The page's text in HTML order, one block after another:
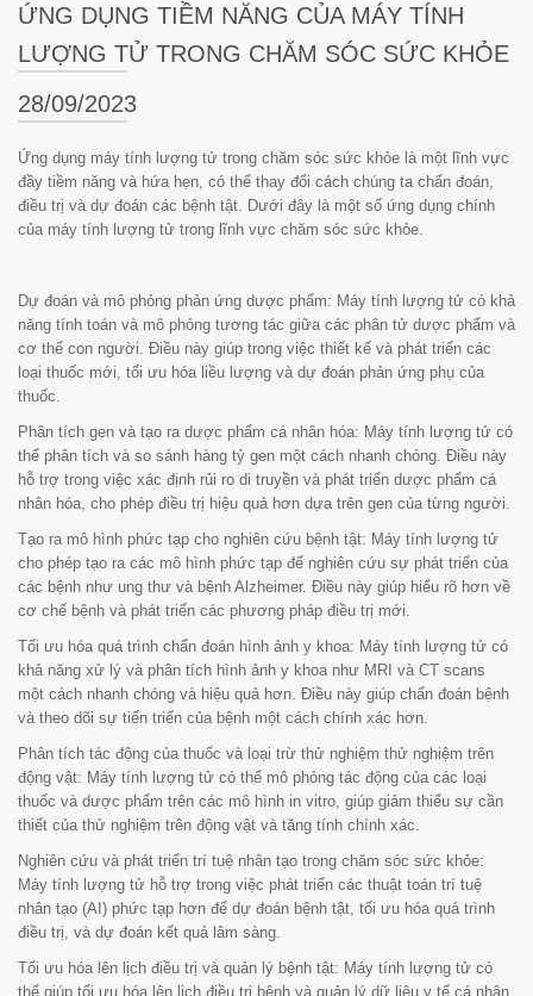
ỨNG DỤNG TIỀM NĂNG CỦA MÁY TÍNH
LƯỢNG TỬ TRONG CHĂM SÓC SỨC KHỎE
28/09/2023
Ứng dụng máy tính lượng tử trong chăm sóc sức khỏe là một lĩnh vực
đầy tiềm năng và hứa hẹn, có thể thay đổi cách chúng ta chẩn đoán,
điều trị và dự đoán các bệnh tật. Dưới đây là một số ứng dụng chính
của máy tính lượng tử trong lĩnh vực chăm sóc sức khỏe.
Dự đoán và mô phỏng phản ứng dược phẩm: Máy tính lượng tử có khả
năng tính toán và mô phỏng tương tác giữa các phân tử dược phẩm và
cơ thể con người. Điều này giúp trong việc thiết kế và phát triển các
loại thuốc mới, tối ưu hóa liều lượng và dự đoán phản ứng phụ của
thuốc.
Phân tích gen và tạo ra dược phẩm cá nhân hóa: Máy tính lượng tử có
thể phân tích và so sánh hàng tỷ gen một cách nhanh chóng. Điều này
hỗ trợ trong việc xác định rủi ro di truyền và phát triển dược phẩm cá
nhân hóa, cho phép điều trị hiệu quả hơn dựa trên gen của từng người.
Tạo ra mô hình phức tạp cho nghiên cứu bệnh tật: Máy tính lượng tử
cho phép tạo ra các mô hình phức tạp để nghiên cứu sự phát triển của
các bệnh như ung thư và bệnh Alzheimer. Điều này giúp hiểu rõ hơn về
cơ chế bệnh và phát triển các phương pháp điều trị mới.
Tối ưu hóa quá trình chẩn đoán hình ảnh y khoa: Máy tính lượng tử có
khả năng xử lý và phân tích hình ảnh y khoa như MRI và CT scans
một cách nhanh chóng và hiệu quả hơn. Điều này giúp chẩn đoán bệnh
và theo dõi sự tiến triển của bệnh một cách chính xác hơn.
Phân tích tác động của thuốc và loại trừ thử nghiệm thử nghiệm trên
động vật: Máy tính lượng tử có thể mô phỏng tác động của các loại
thuốc và dược phẩm trên các mô hình in vitro, giúp giảm thiểu sự cần
thiết của thử nghiệm trên động vật và tăng tính chính xác.
Nghiên cứu và phát triển trí tuệ nhân tạo trong chăm sóc sức khỏe:
Máy tính lượng tử hỗ trợ trong việc phát triển các thuật toán trí tuệ
nhân tạo (AI) phức tạp hơn để dự đoán bệnh tật, tối ưu hóa quá trình
điều trị, và dự đoán kết quả lâm sàng.
Tối ưu hóa lên lịch điều trị và quản lý bệnh tật: Máy tính lượng tử có
thể giúp tối ưu hóa lên lịch điều trị bệnh và quản lý dữ liệu y tế cá nhân